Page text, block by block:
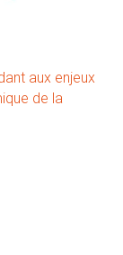
aux enjeux
de la